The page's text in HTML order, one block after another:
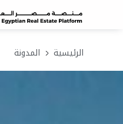
الرئيسية المدونة